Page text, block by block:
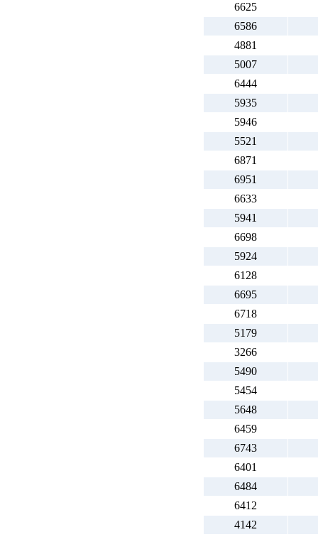
6625
6586
4881
5007
6444
5935
5946
5521
6871
6951
6633
5941
6698
5924
6128
6695
6718
5179
3266
5490
5454
5648
6459
6743
6401
6484
6412
4142